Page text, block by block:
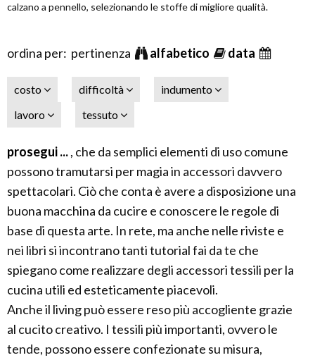
calzano a pennello, selezionando le stoffe di migliore qualità.
ordina per: pertinenza alfabetico data
costo difficoltà
indumento
lavoro
tessuto
prosegui ..., che da semplici elementi di uso comune
possono tramutarsi per magia in accessori davvero
spettacolari. Ciò che conta è avere a disposizione una
buona macchina da cucire e conoscere le regole di
base di questa arte. In rete, ma anche nelle riviste e
nei libri si incontrano tanti tutorial fai da te che
spiegano come realizzare degli accessori tessili per la
cucina utili ed esteticamente piacevoli.
Anche il living può essere reso più accogliente grazie
al cucito creativo. I tessili più importanti, ovvero le
tende, possono essere confezionate su misura,